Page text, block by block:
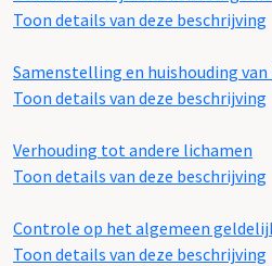
Toon details van deze beschrijving
Samenstelling en huishouding
Toon details van deze beschrijving
Verhouding tot andere lichamen
Toon details van deze beschrijving
Controle op het algemeen
Toon details van deze beschrijving